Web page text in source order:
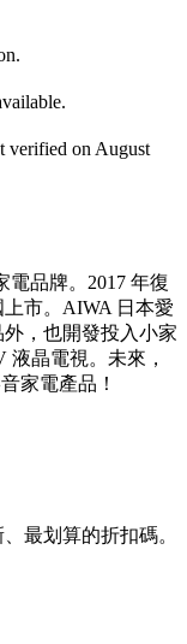
verified on August
電品牌。2017 年復
市。AIWA 日本愛
，也開發投入小家
液晶電視。未來，
家電產品！
最划算的折扣碼。